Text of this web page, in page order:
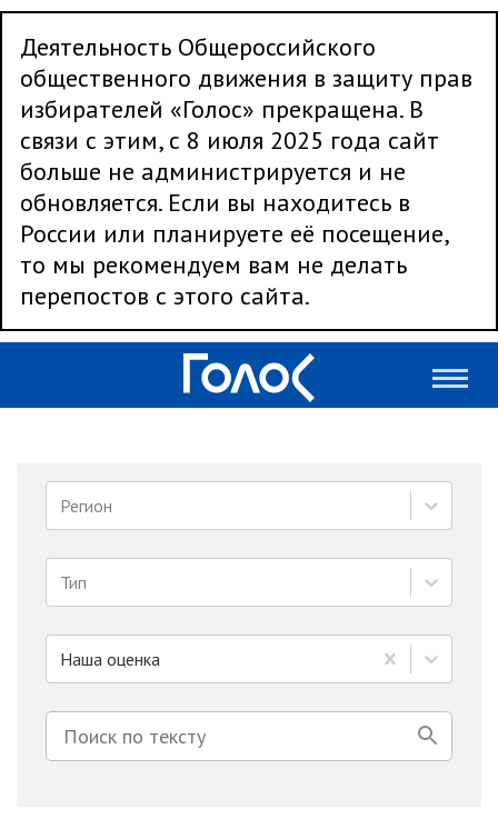
Деятельность Общероссийского
общественного движения в защиту прав
избирателей «Голос» прекращена. В
связи с этим, с 8 июля 2025 года сайт
больше не администрируется и не
обновляется. Если вы находитесь в
России или планируете её посещение,
то мы рекомендуем вам не делать
перепостов с этого сайта.
Регион
Тип
Наша оценка